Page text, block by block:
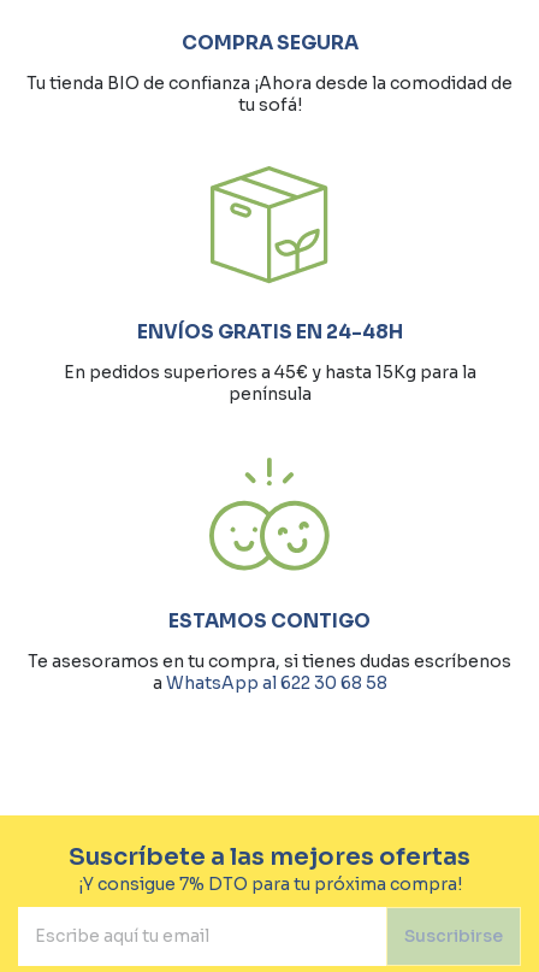
COMPRA SEGURA
Tu tienda BIO de confianza ¡Ahora desde la comodidad de
tu sofá!
ENVÍOS GRATIS EN 24-48H
En pedidos superiores a 45€ y hasta 15Kg para la
península
ESTAMOS CONTIGO
Te asesoramos en tu compra, si tienes dudas escríbenos
a WhatsApp al 622 30 68 58
Suscríbete a las mejores ofertas
¡Y consigue 7% DTO para tu próxima compra!
Suscribirse